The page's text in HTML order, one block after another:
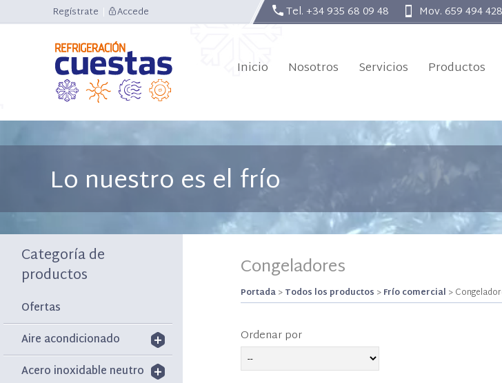
Regístrate | Accede Tel. +34 935 68 09 48 Mov. 659 494 428
Inicio Nosotros Servicios Productos
Lo nuestro es el frío
Categoría de
productos
Ofertas
Aire acondicionado
Acero inoxidable neutro
Congeladores
Portada>Todos los productos >Frío comercial >
Ordenar por